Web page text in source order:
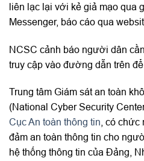
liên lạc lại với kẻ giả mạo qua
Messenger, báo cáo qua
NCSC cảnh báo người dân
truy cập vào đường dẫn trên
Trung tâm Giám sát an toàn
(National Cyber Security
Cục An toàn thông tin , có
đảm an toàn thông tin cho
hệ thống thông tin của Đảng,